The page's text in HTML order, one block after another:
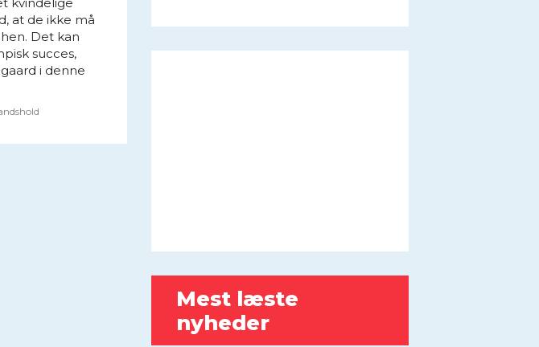
at de ikke må
Det kan
succes,
i denne
Mest læste
nyheder